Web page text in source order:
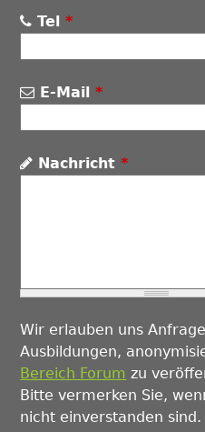
Tel*
E-Mail*
Nachricht*
Wir erlauben uns
Ausbildungen,
Bereich Forum zu
Bitte vermerken Sie,
nicht einverstanden sind.